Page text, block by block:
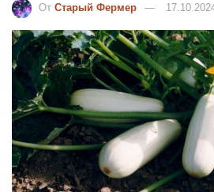
От Старый Фермер